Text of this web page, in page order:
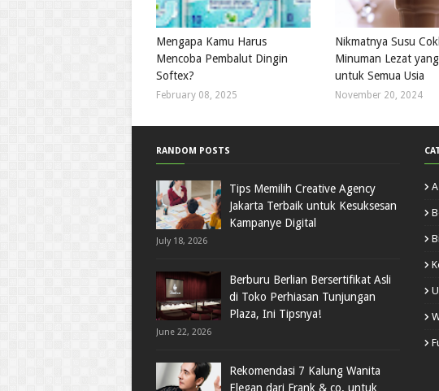
Mengapa Kamu Harus
Mencoba Pembalut Dingin
Softex?
February 08, 2025
Nikmatnya Susu
Minuman Lezat
untuk Semua Usia
November 20, 2024
RANDOM POSTS
Tips Memilih Creative Agency
Jakarta Terbaik untuk Kesuksesan
Kampanye Digital
July 18, 2026
Berburu Berlian Bersertifikat Asli
di Toko Perhiasan Tunjungan
Plaza, Ini Tipsnya!
June 22, 2026
Rekomendasi 7 Kalung Wanita
Elegan dari Frank & co. untuk